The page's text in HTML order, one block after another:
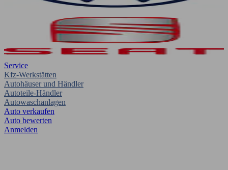
Service
Kfz-Werkstätten
Autohäuser und Händler
Autoteile-Händler
Autowaschanlagen
Auto verkaufen
Auto bewerten
Anmelden